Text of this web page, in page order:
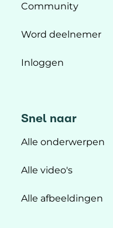
Community
Word deelnemer
Inloggen
Snel naar
Alle onderwerpen
Alle video's
Alle afbeeldingen